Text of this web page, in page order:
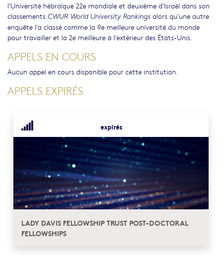
l'Université hébraïque 22e mondiale et deuxième d'Israël dans son
classements CWUR World University Rankings alors qu'une autre
enquête l'a classé comme la 9e meilleure université du monde
pour travailler et la 2e meilleure à l'extérieur des États-Unis.
APPELS EN COURS
Aucun appel en cours disponible pour cette institution.
APPELS EXPIRÉS
expirés
LADY DAVIS FELLOWSHIP TRUST POST-DOCTORAL
FELLOWSHIPS